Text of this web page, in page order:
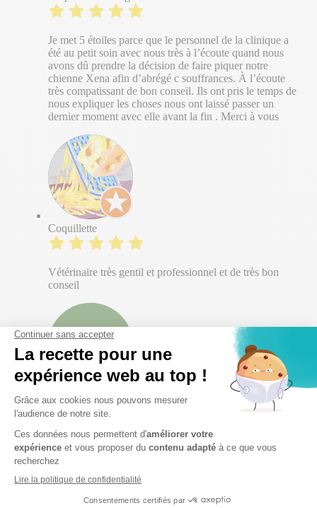
Je met 5 étoiles parce que le personnel de la clinique a
été au petit soin avec nous très à l’écoute quand nous
avons dû prendre la décision de faire piquer notre
chienne Xena afin d’abrégé c souffrances. À l’écoute
très compatissant de bon conseil. Ils ont pris le temps de
nous expliquer les choses nous ont laissé passer un
dernier moment avec elle avant la fin . Merci à vous
Coquillette
Vétérinaire très gentil et professionnel et de très bon
conseil
Maïa DUTRANNOY
Je recommande vivement la Clinique Vétérinaire de
l’Europe ! Un immense merci à toute l’équipe pour la
prise en charge exceptionnelle de ma petite Ariel.
Depuis que je l’ai adoptée, Ariel souffrait de selles très
Dès notre première visite, nous avons été écoutés avec